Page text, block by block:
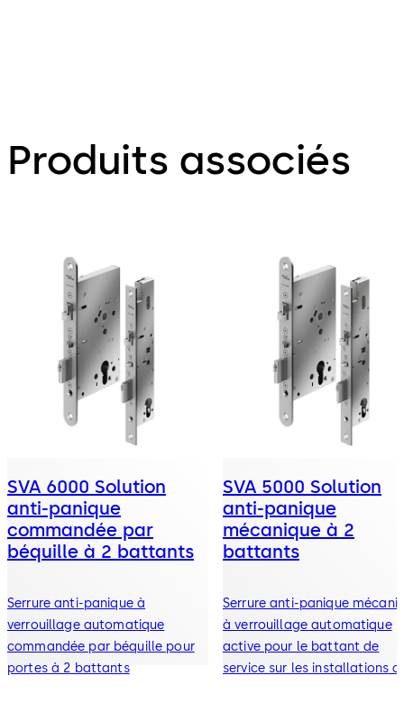
Produits associés
SVA 6000 Solution
anti-panique
commandée par
béquille à 2 battants
Serrure anti-panique à
verrouillage automatique
commandée par béquille pour
portes à 2 battants
SVA 5000 Solution
anti-panique
mécanique à 2
battants
Serrure anti-panique
à verrouillage automatique
active pour le battant de
service sur les installations